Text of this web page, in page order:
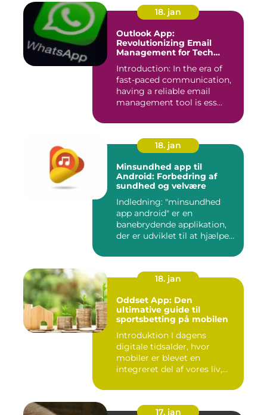
18. jan
Outlook App:
Revolutionizing Email
Management for Tech
Introduction: In the era of
fast-paced communication,
having a reliable email
management tool is ess...
18. jan
Minsundhed app til
Android: Forbedring af
sundhed og velvære
Indledning: "minsundhed
app android" er en
banebrydende applikation,
der er udviklet til at hjælpe
18. jan
Oddset App: Den
ultimative guide til
sportsbetting på mobilen
Introduktion I dagens
digitale tidsalder, hvor
mobiler er blevet en
integreret del af vores liv,
17. jan